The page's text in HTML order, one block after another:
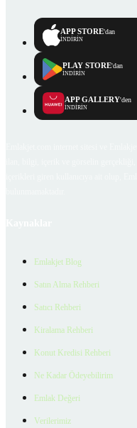
APP STORE'dan
İNDİRİN
PLAY STORE'dan
İNDİRİN
APP GALLERY'den
İNDİRİN
Emlakjet Blog
Satın Alma Rehberi
Satıcı Rehberi
Kiralama Rehberi
Konut Kredisi Rehberi
Ne Kadar Ödeyebilirim
Emlak Değeri
Verilerimiz